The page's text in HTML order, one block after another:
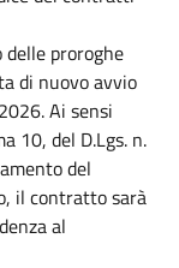
proroghe
di nuovo avvio
Ai sensi
10, del D.Lgs. n.
del
il contratto sarà
al